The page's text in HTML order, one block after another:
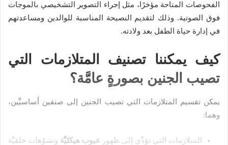
الفحوصات المتاحة مؤخرًا، مثل إجراء التصوير التشخيصي بالموجات
فوق الصوتية. وذلك لتقديم النصيحة المناسبة للوالدين ومساعدتهم
في إدارة حياة الطفل بعد ولادته.
كيف يمكننا تصنيف المتلازمات التي
تصيب الجنين بصورةٍ عامَّة؟
يمكن تقسيم المتلازمات التي تصيب الجنين إلى صنفين أساسيَّين،
وهما:
المتلازمات التي تؤدِّي إلى ظهور عيوب هيكليَّة وتشوّهات خلقيَّة